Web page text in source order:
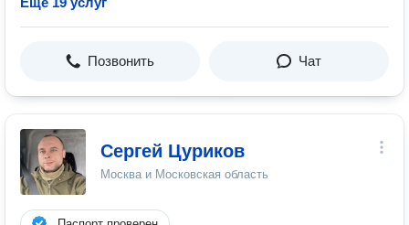
Позвонить Чат
Сергей Цуриков
Москва и Московская область